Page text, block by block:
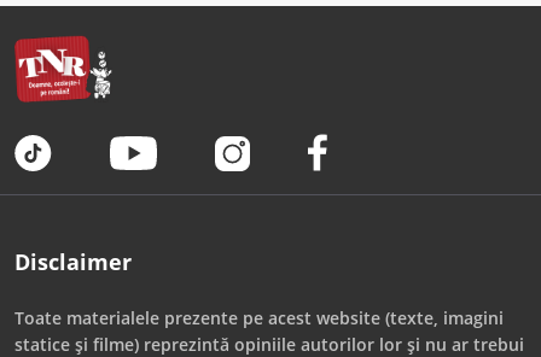
Disclaimer
Toate materialele prezente pe acest website (texte, imagini
statice și filme) reprezintă opiniile autorilor lor și nu ar trebui